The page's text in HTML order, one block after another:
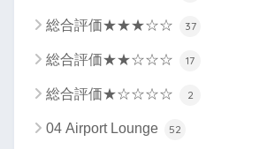
総合評価★★★☆☆ 37
総合評価★★☆☆☆ 17
総合評価★☆☆☆☆ 2
04 Airport Lounge 52